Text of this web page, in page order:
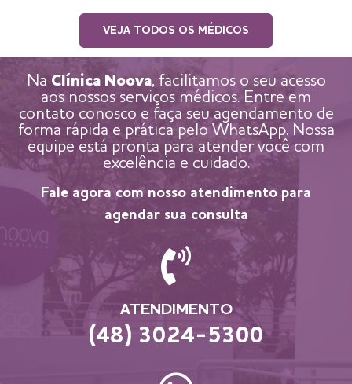
VEJA TODOS OS MÉDICOS
Na Clínica Noova, facilitamos o seu acesso
aos nossos serviços médicos. Entre em
contato conosco e faça seu agendamento de
forma rápida e prática pelo WhatsApp. Nossa
equipe está pronta para atender você com
excelência e cuidado.
Fale agora com nosso atendimento para
agendar sua consulta
ATENDIMENTO
(48) 3024-5300